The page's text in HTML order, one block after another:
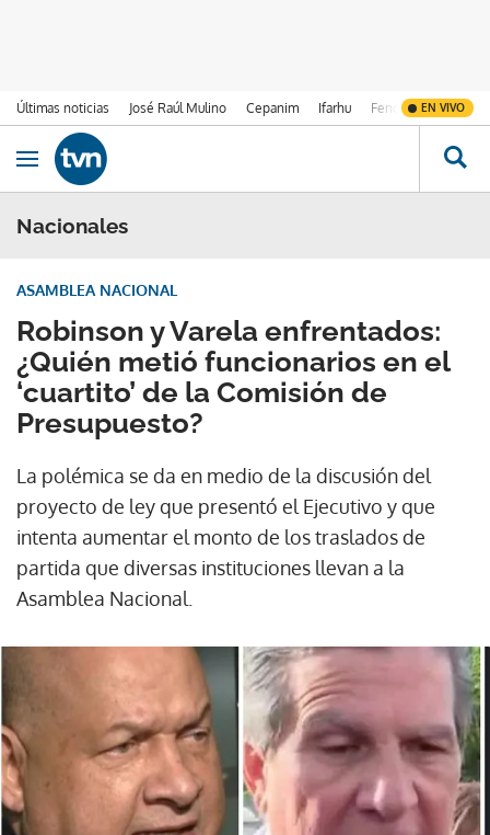
Últimas noticias José Raúl Mulino Cepanim Ifarhu Fenómeno de El
EN VIVO
Ir al contenido
Obrir navegació
Nacionales
Robinson y Varela enfrentados:
¿Quién metió funcionarios en el
‘cuartito’ de la Comisión de
Presupuesto?
ASAMBLEA NACIONAL
La polémica se da en medio de la discusión del
proyecto de ley que presentó el Ejecutivo y que
intenta aumentar el monto de los traslados de
partida que diversas instituciones llevan a la
Asamblea Nacional.